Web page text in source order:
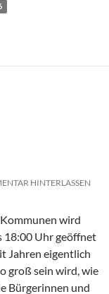
HINTERLASSEN
wird
18:00 Uhr geöffnet
Jahren eigentlich
groß sein wird, wie
Bürgerinnen und